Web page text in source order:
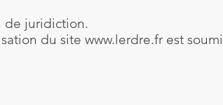
de juridiction.
du site www.lerdre.fr est